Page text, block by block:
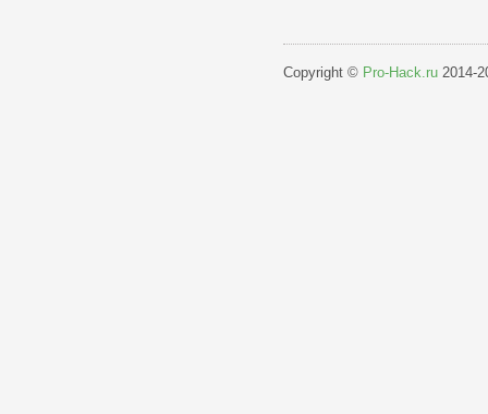
Copyright © Pro-Hack.ru 2014-